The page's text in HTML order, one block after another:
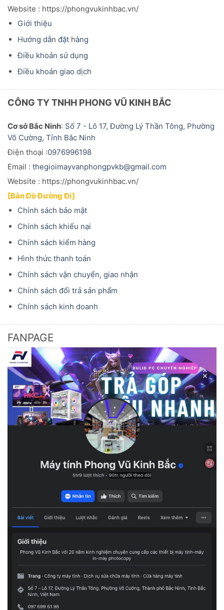
Website : https://phongvukinhbac.vn/
Giới thiệu
Hướng dẫn đặt hàng
Điều khoản sử dụng
Điều khoản giao dịch
CÔNG TY TNHH PHONG VŨ KINH BẮC
Cơ sở Bắc Ninh: Số 7 - Lô 17, Đường Lý Thần Tông, Phường
Võ Cường, Tỉnh Bắc Ninh
Điện thoại :0976996198
Email : thegioimayvanphongpvkb@gmail.com
Website : https://phongvukinhbac.vn/
[Bản Đồ Đường Đi]
Chính sách bảo mật
Chính sách khiếu nại
Chính sách kiểm hàng
Hình thức thanh toán
Chính sách vận chuyển, giao nhận
Chính sách đổi trả sản phẩm
Chính sách kinh doanh
FANPAGE